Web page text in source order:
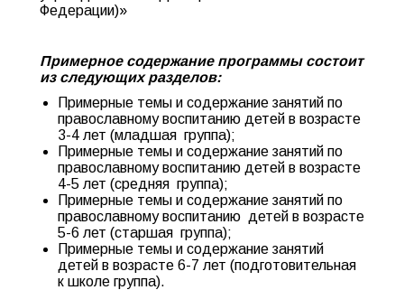
Федерации)»
Примерное содержание программы состоит
из следующих разделов:
Примерные темы и содержание занятий по
православному воспитанию детей в возрасте
3-4 лет (младшая группа);
Примерные темы и содержание занятий по
православному воспитанию детей в возрасте
4-5 лет (средняя группа);
Примерные темы и содержание занятий по
православному воспитанию детей в возрасте
5-6 лет (старшая группа);
Примерные темы и содержание занятий
детей в возрасте 6-7 лет (подготовительная
к школе группа).